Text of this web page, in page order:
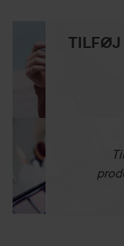
TILFØJ